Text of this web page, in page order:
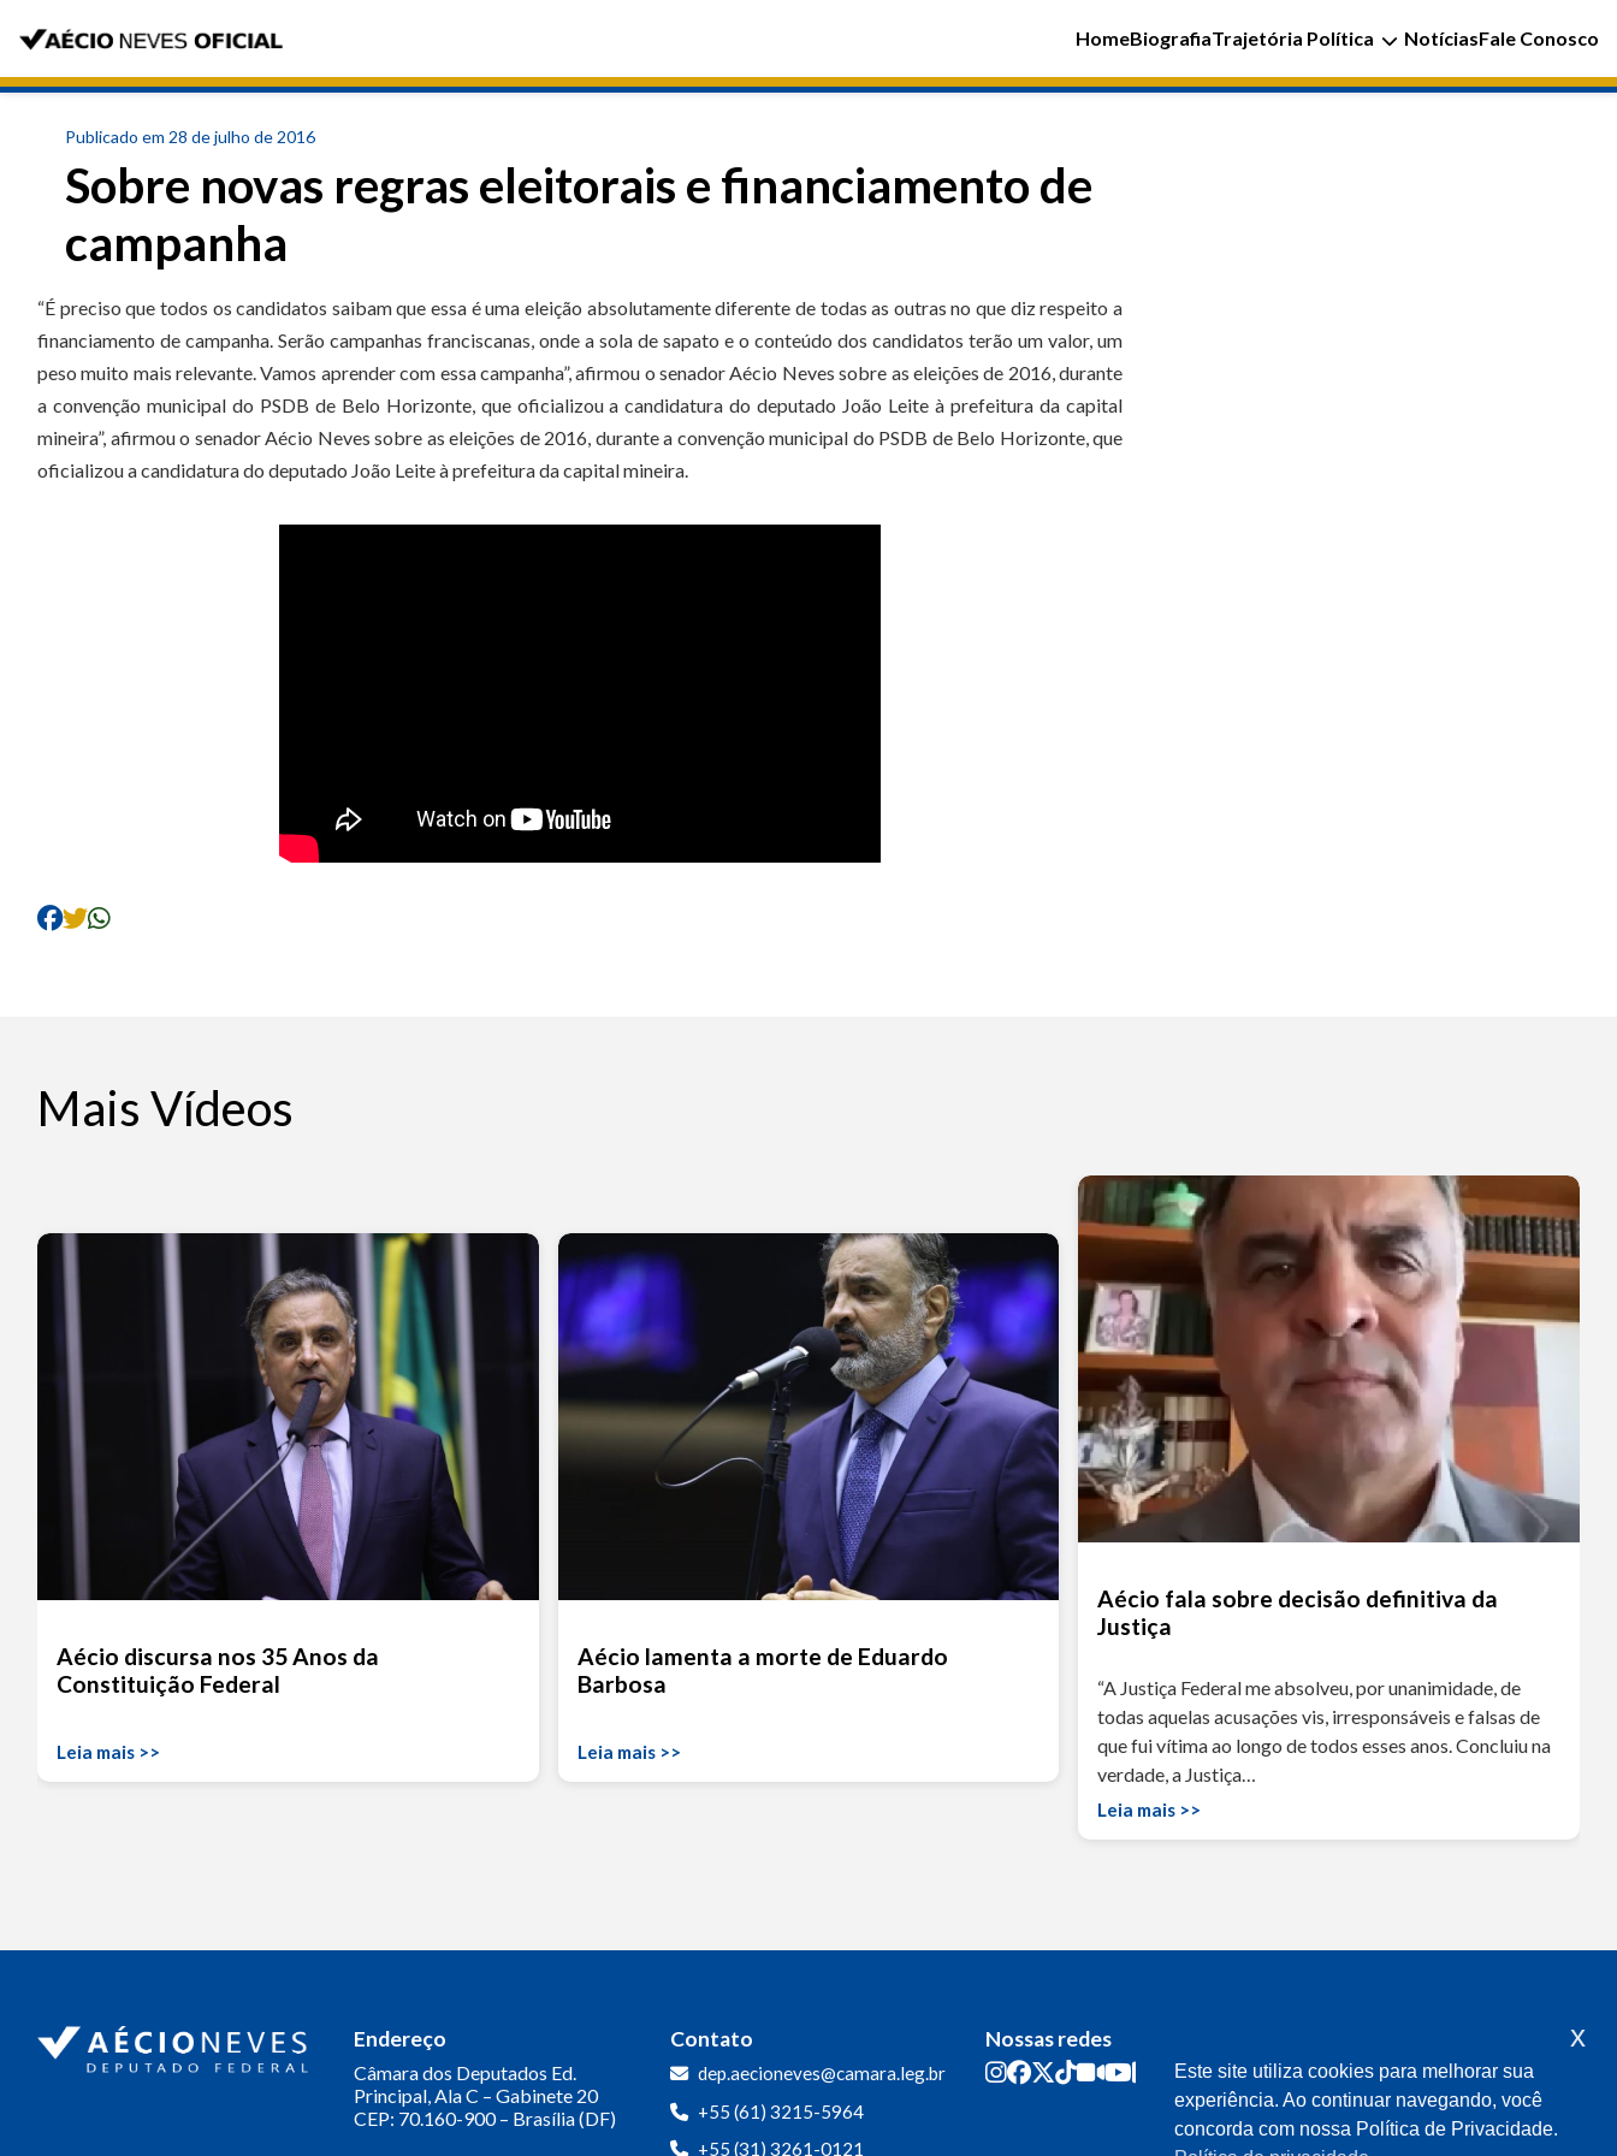
HomeBiografiaTrajetória Política NotíciasFale Conosco
Publicado em 28 de julho de 2016
Sobre novas regras eleitorais e financiamento de
campanha
“É preciso que todos os candidatos saibam que essa é uma eleição absolutamente diferente de todas as outras no que diz respeito a
financiamento de campanha. Serão campanhas franciscanas, onde a sola de sapato e o conteúdo dos candidatos terão um valor, um
peso muito mais relevante. Vamos aprender com essa campanha”, afirmou o senador Aécio Neves sobre as eleições de 2016, durante
a convenção municipal do PSDB de Belo Horizonte, que oficializou a candidatura do deputado João Leite à prefeitura da capital
mineira”, afirmou o senador Aécio Neves sobre as eleições de 2016, durante a convenção municipal do PSDB de Belo Horizonte, que
oficializou a candidatura do deputado João Leite à prefeitura da capital mineira.
Mais Vídeos
Aécio discursa nos 35 Anos da
Constituição Federal
Leia mais >>
Aécio lamenta a morte de Eduardo
Barbosa
Leia mais >>
Aécio fala sobre decisão definitiva da
Justiça
“A Justiça Federal me absolveu, por unanimidade, de
todas aquelas acusações vis, irresponsáveis e falsas de
que fui vítima ao longo de todos esses anos. Concluiu na
verdade, a Justiça…
Leia mais >>
Endereço
Câmara dos Deputados Ed.
Principal, Ala C – Gabinete 20
CEP: 70.160-900 – Brasília (DF)
Contato
dep.aecioneves@camara.leg.br
+55 (61) 3215-5964
+55 (31) 3261-0121
Nossas redes
Este site utiliza cookies para melhorar sua
experiência. Ao continuar navegando, você
concorda com nossa Política de Privacidade.
x